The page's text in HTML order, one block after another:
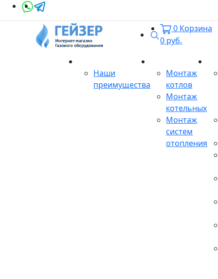
Поиск
0 Корзина
0 руб.
Наши
преимущества
Монтаж
котлов
Монтаж
котельных
Монтаж
систем
отопления